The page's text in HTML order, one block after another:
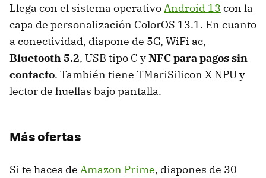
Llega con el sistema operativoAndroid 13 con la
capa de personalización ColorOS 13.1. En cuanto
a conectividad, dispone de 5G, WiFi ac,
Bluetooth 5.2, USB tipo C yNFC para pagos sin
contacto. También tiene TMariSilicon X NPU y
lector de huellas bajo pantalla.
Más ofertas
Si te haces de Amazon Prime, dispones de 30